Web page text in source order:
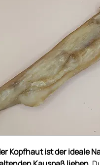
Kopfhaut ist der ideale